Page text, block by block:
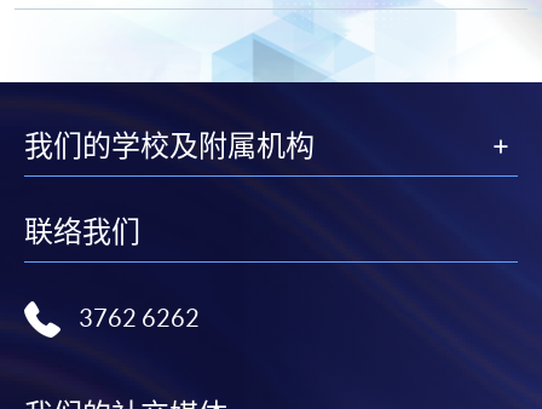
学费及学额不得转让他人。一经取录，学员不得转读
其他课程，惟学院对特殊情况，可酌情处理。转读申
请一经批准，学员须缴付港币120元手续费。
人资料，概不负责。
若学员有意申请付款证明书，请把填妥之申请表、贴
每张收据申请费用为港币30 元。支票抬头注明「香
港大学专业进修学院」。
我们的学校及附属机构
联络我们
3762 6262